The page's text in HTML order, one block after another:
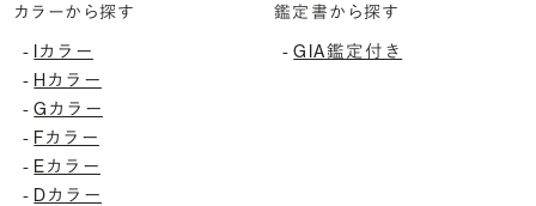
カラーから探す
-
Iカラー
- Hカラー
-Gカラー
- Fカラー
- Eカラー
- Dカラー
鑑定書から探す
-GIA鑑定付き